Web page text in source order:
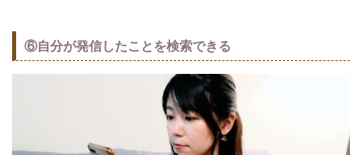
⑥自分が発信したことを検索できる